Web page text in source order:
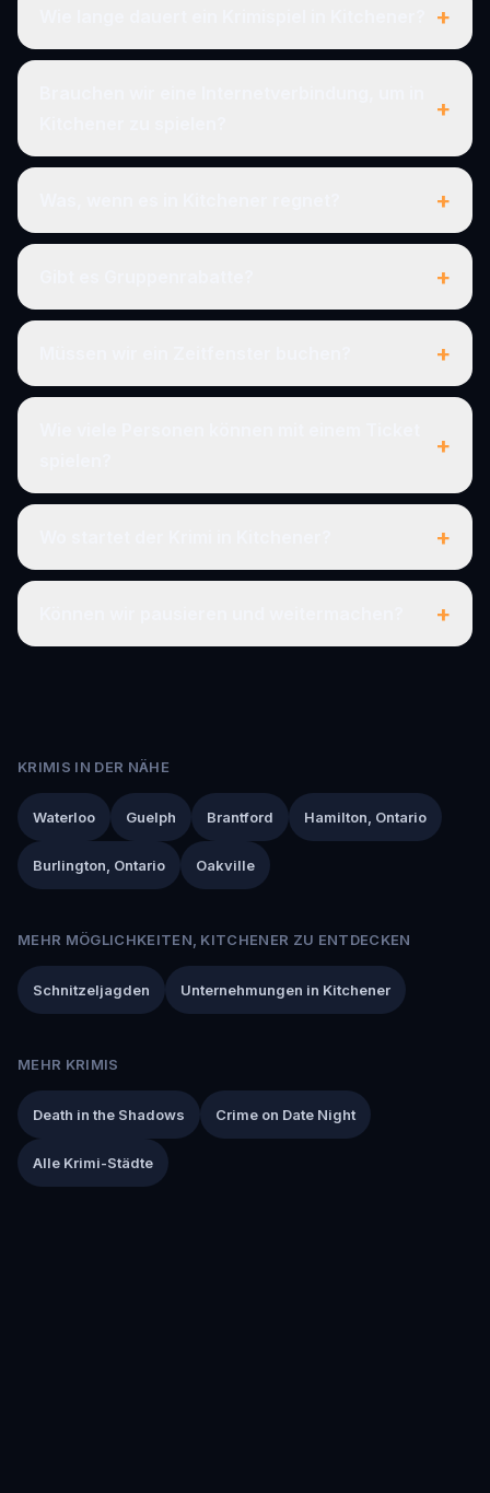
+
+
+
+
+
+
+
+
KRIMIS IN DER NÄHE
Waterloo Guelph Brantford Hamilton, Ontario
Burlington, Ontario Oakville
MEHR MÖGLICHKEITEN, KITCHENER ZU ENTDECKEN
Schnitzeljagden Unternehmungen in Kitchener
MEHR KRIMIS
Death in the Shadows Crime on Date Night
Alle Krimi-Städte